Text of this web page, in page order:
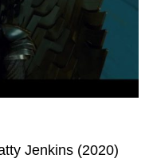
Jenkins (2020)